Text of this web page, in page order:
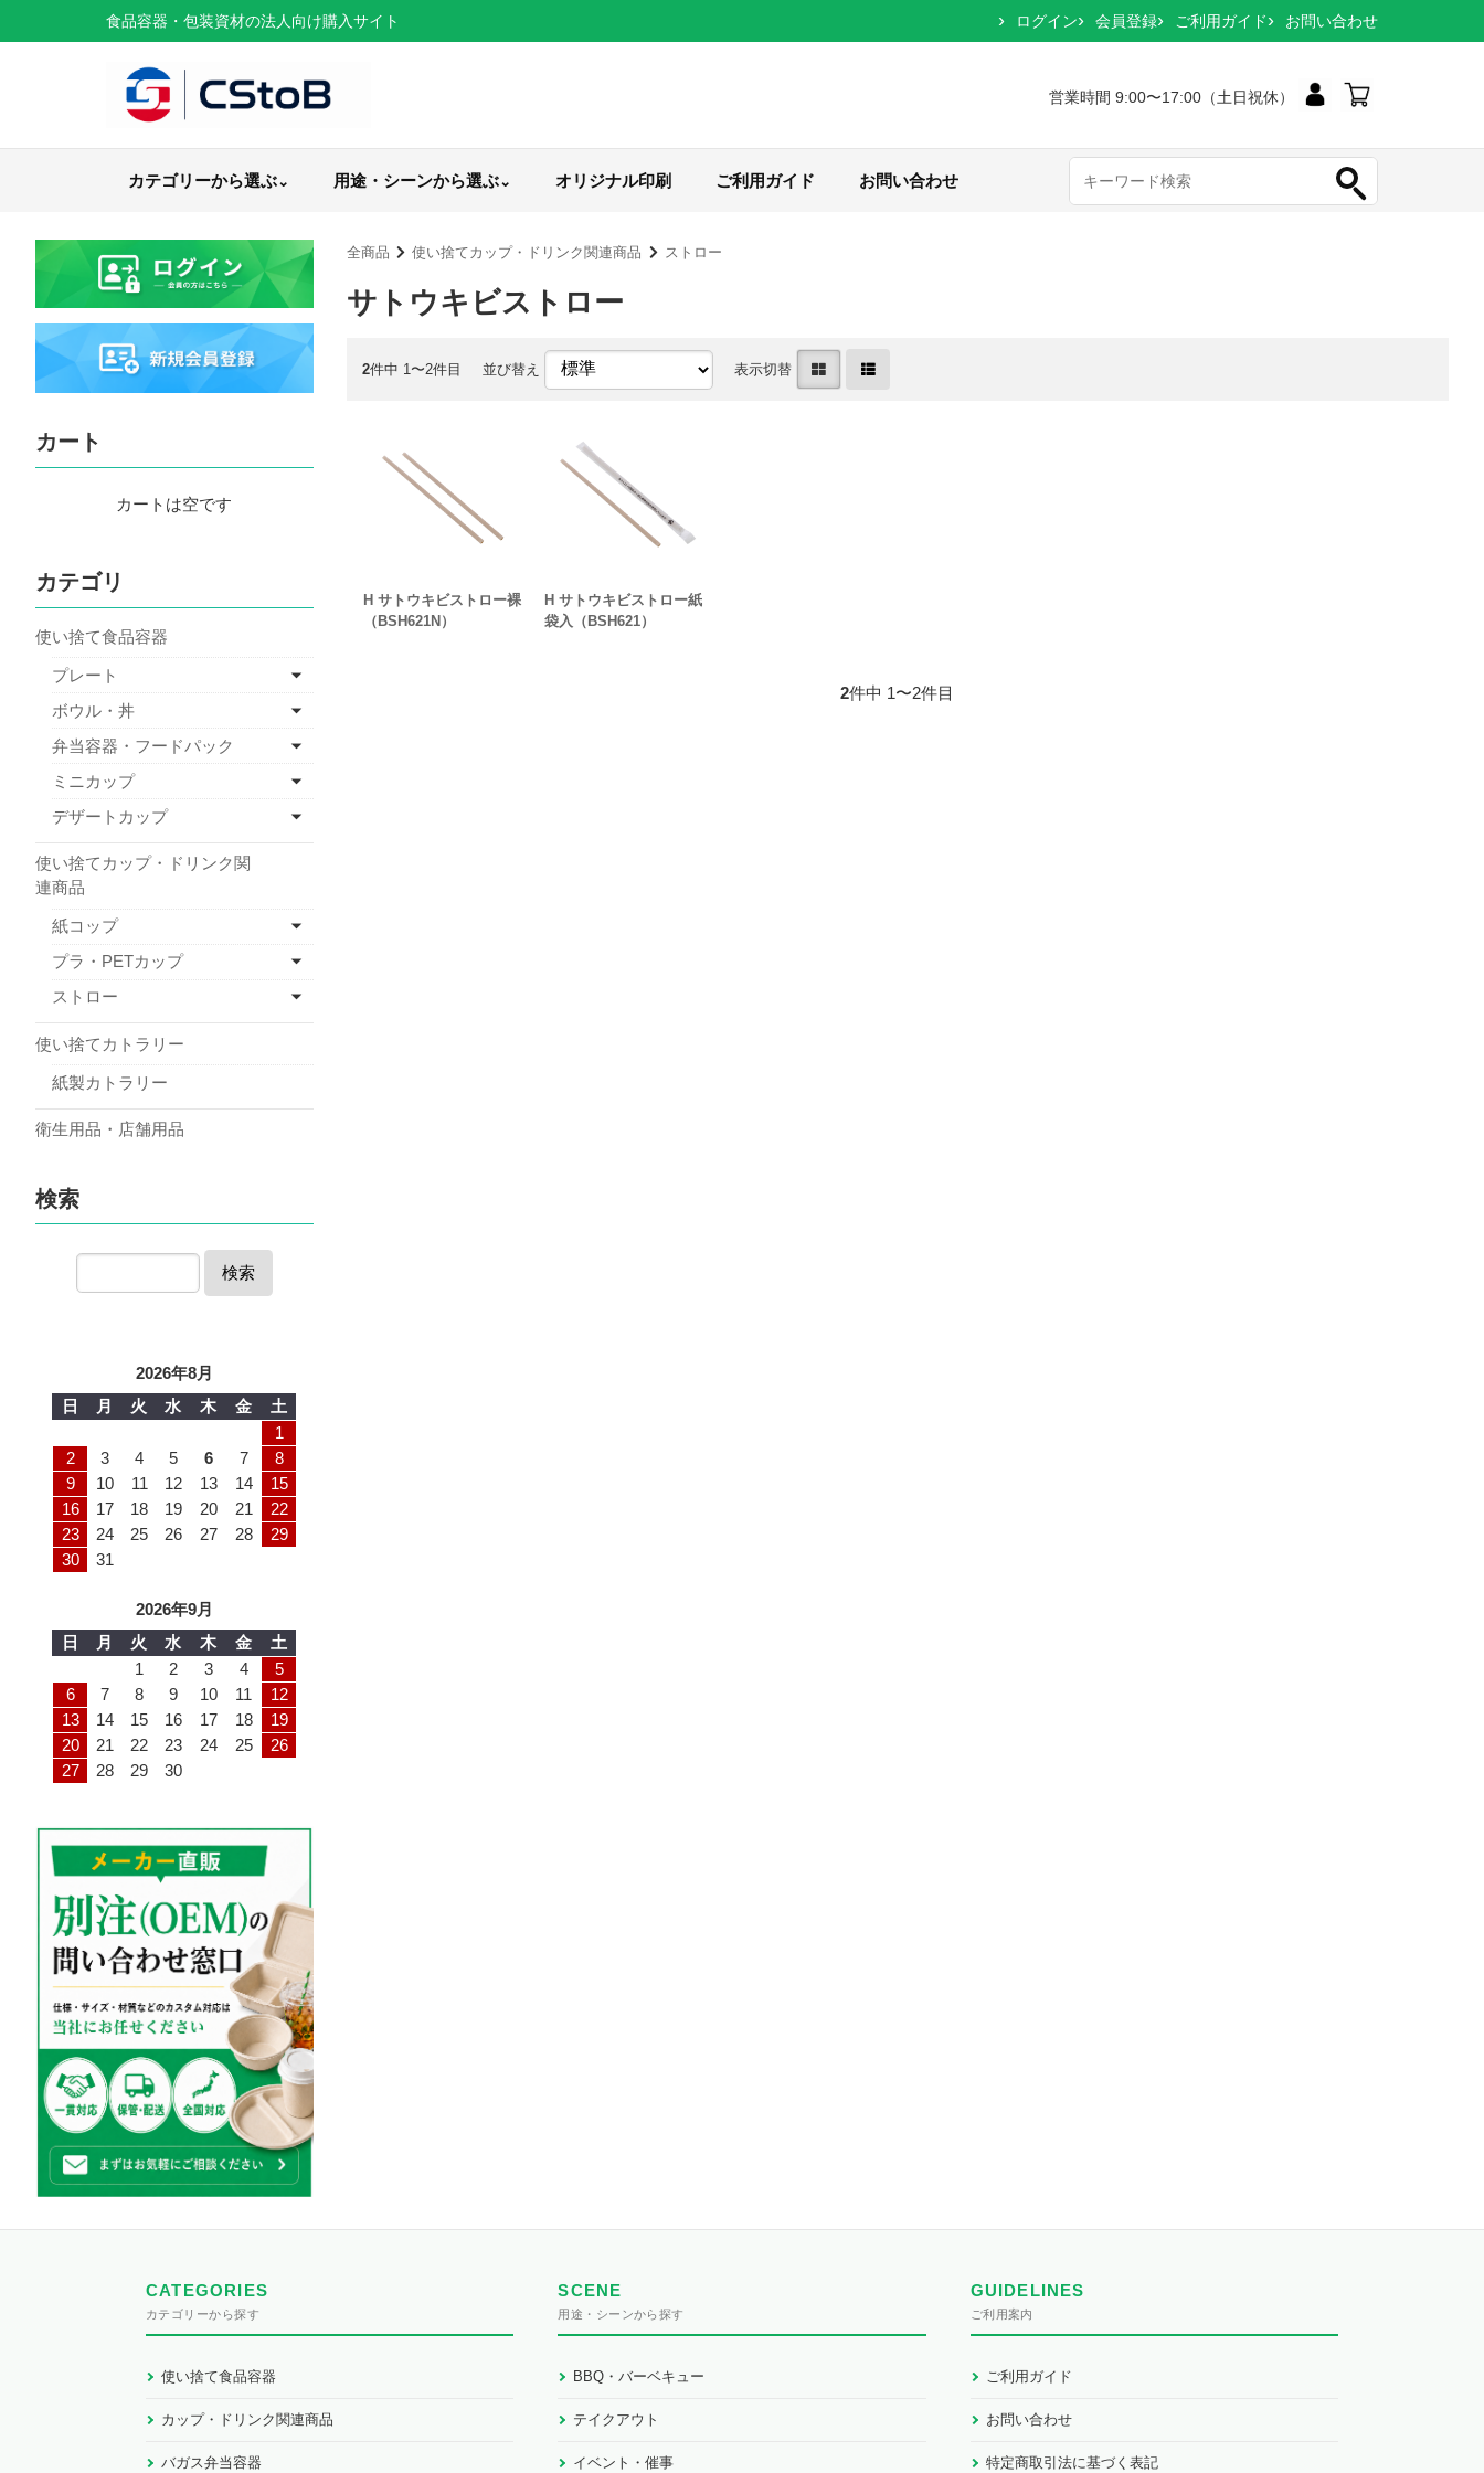
食品容器・包装資材の法人向け購入サイト ログイン 会員登録 ご利用ガイド お問い合わせ
営業時間 9:00〜17:00（土日祝休）
カテゴリーから選ぶ 用途・シーンから選ぶ オリジナル印刷 ご利用ガイド お問い合わせ
全商品 使い捨てカップ・ドリンク関連商品 ストロー
サトウキビストロー
2件中 1〜2件目 並び替え 表示切替
H サトウキビストロー裸
（BSH621N）
H サトウキビストロー紙
袋入（BSH621）
2件中 1〜2件目
カート
カートは空です
カテゴリ
使い捨て食品容器
プレート
ボウル・丼
弁当容器・フードパック
ミニカップ
デザートカップ
使い捨てカップ・ドリンク関
連商品
紙コップ
プラ・PETカップ
ストロー
使い捨てカトラリー
紙製カトラリー
衛生用品・店舗用品
検索
検索
2026年8月
日
月 火 水 木 金
土
1
2
3 4 5 6 7
8
9
10 11 12 13 14
15
16
17 18 19 20 21
22
23
24 25 26 27 28
29
30
31
2026年9月
日
月 火 水 木 金
土
1
2 3 4
5
6
7 8 9 10 11
12
13
14 15 16 17 18
19
20
21 22 23 24 25
26
27
28 29 30
CATEGORIES
カテゴリーから探す
使い捨て食品容器
カップ・ドリンク関連商品
バガス弁当容器
SCENE
用途・シーンから探す
BBQ・バーベキュー
テイクアウト
イベント・催事
GUIDELINES
ご利用案内
ご利用ガイド
お問い合わせ
特定商取引法に基づく表記